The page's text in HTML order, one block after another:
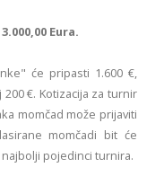
Eura.
će pripasti 1.600 €,
€. Kotizacija za turnir
momčad može prijaviti
momčadi bit će
pojedinci turnira.